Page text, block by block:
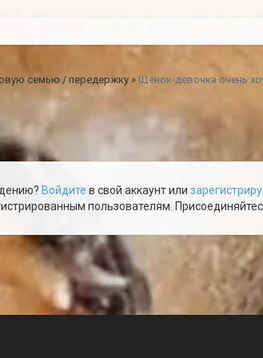
семью / передержку » Щенок-девочка очень
Войдите в свой аккаунт или
пользователям.